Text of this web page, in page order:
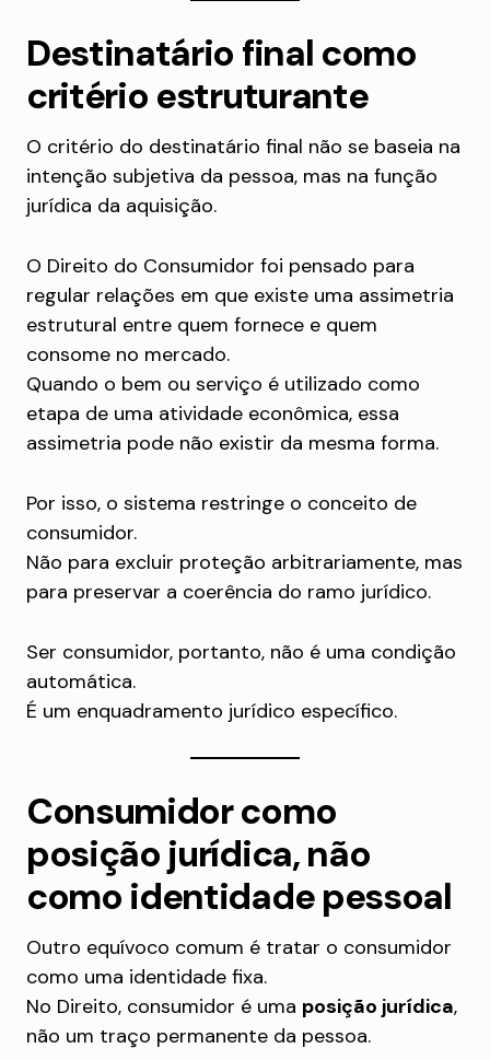
Destinatário final como
critério estruturante
O critério do destinatário final não se baseia na
intenção subjetiva da pessoa, mas na função
jurídica da aquisição.
O Direito do Consumidor foi pensado para
regular relações em que existe uma assimetria
estrutural entre quem fornece e quem
consome no mercado.
Quando o bem ou serviço é utilizado como
etapa de uma atividade econômica, essa
assimetria pode não existir da mesma forma.
Por isso, o sistema restringe o conceito de
consumidor.
Não para excluir proteção arbitrariamente, mas
para preservar a coerência do ramo jurídico.
Ser consumidor, portanto, não é uma condição
automática.
É um enquadramento jurídico específico.
Consumidor como
posição jurídica, não
como identidade pessoal
Outro equívoco comum é tratar o consumidor
como uma identidade fixa.
No Direito, consumidor é uma posição jurídica,
não um traço permanente da pessoa.